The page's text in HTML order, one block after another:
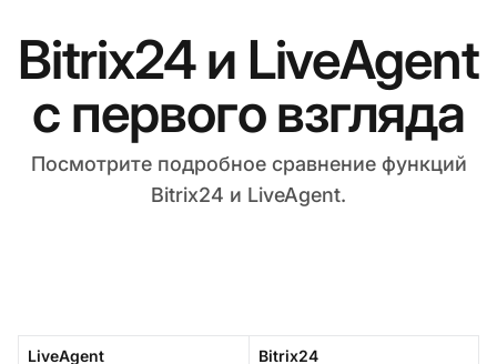
Bitrix24 и LiveAgent
с первого взгляда
Посмотрите подробное сравнение функций
Bitrix24 и LiveAgent.
LiveAgent Bitrix24